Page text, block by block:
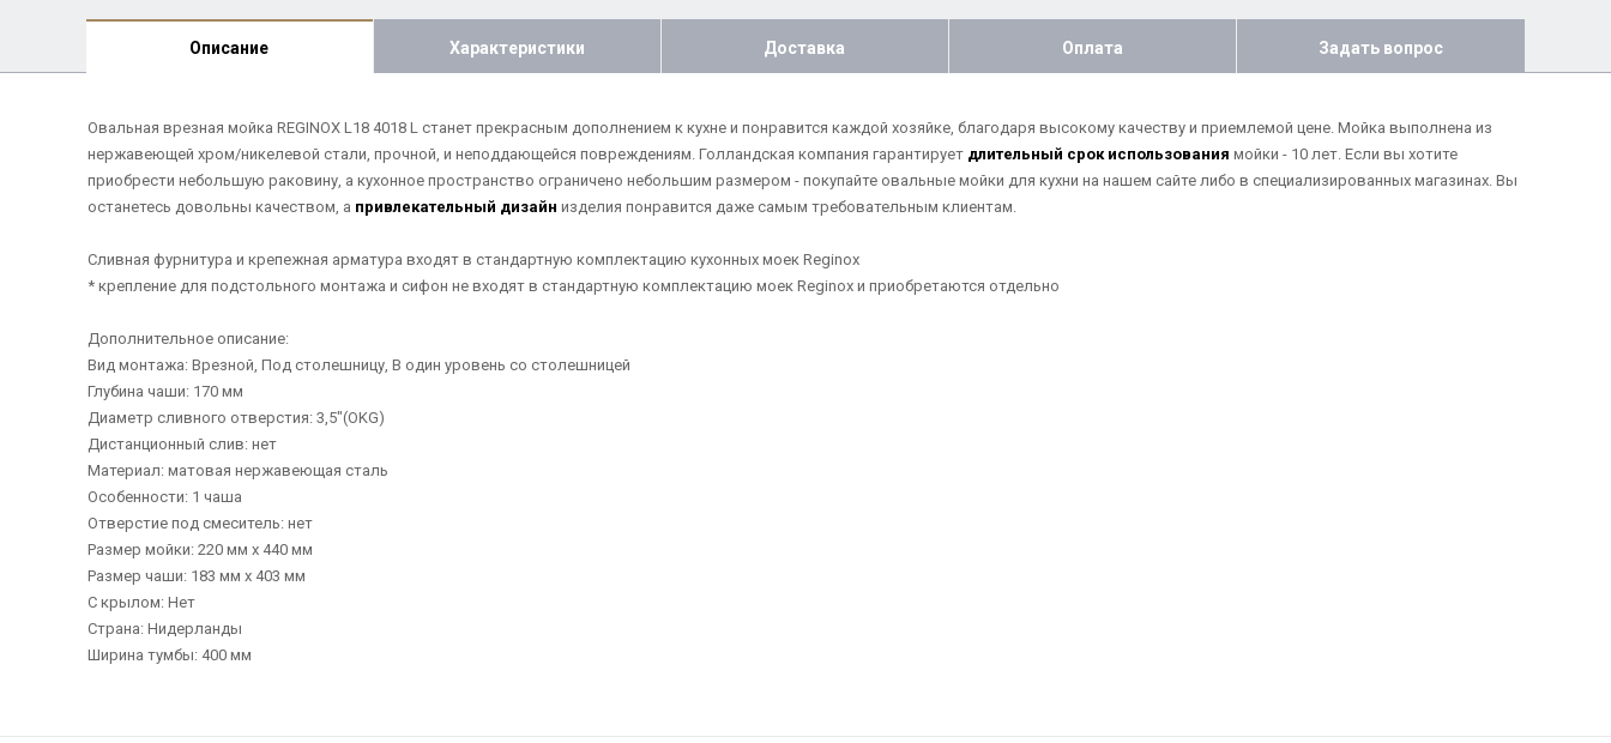
Описание Характеристики Доставка Оплата Задать вопрос
Овальная врезная мойка REGINOX L18 4018 L станет прекрасным дополнением к кухне и понравится каждой хозяйке, благодаря высокому качеству и приемлемой цене. Мойка выполнена из
нержавеющей хром/никелевой стали, прочной, и неподдающейся повреждениям. Голландская компания гарантирует длительный срок использования мойки - 10 лет. Если вы хотите
приобрести небольшую раковину, а кухонное пространство ограничено небольшим размером - покупайте овальные мойки для кухни на нашем сайте либо в специализированных магазинах. Вы
останетесь довольны качеством, а привлекательный дизайн изделия понравится даже самым требовательным клиентам.
Сливная фурнитура и крепежная арматура входят в стандартную комплектацию кухонных моек Reginox
* крепление для подстольного монтажа и сифон не входят в стандартную комплектацию моек Reginox и приобретаются отдельно
Дополнительное описание:
Вид монтажа: Врезной, Под столешницу, В один уровень со столешницей
Глубина чаши: 170 мм
Диаметр сливного отверстия: 3,5"(OKG)
Дистанционный слив: нет
Материал: матовая нержавеющая сталь
Особенности: 1 чаша
Отверстие под смеситель: нет
Размер мойки: 220 мм х 440 мм
Размер чаши: 183 мм х 403 мм
С крылом: Нет
Страна: Нидерланды
Ширина тумбы: 400 мм